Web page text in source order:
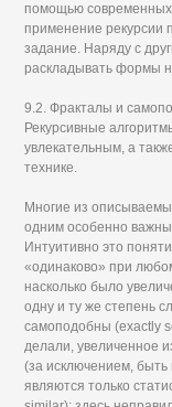
помощью современных
применение рекурсии
задание. Наряду с
раскладывать формы
9.2. Фракталы и
Рекурсивные
увлекательным, а
технике.
Многие из
одним особенно
Интуитивно это
«одинаково» при
насколько было
одну и ту же степень
самоподобны (exactly
делали, увеличенное
(за исключением, быть
являются только